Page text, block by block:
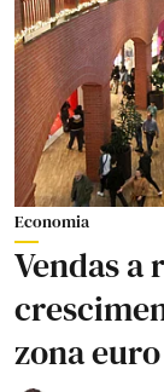
Economia
Vendas
zona